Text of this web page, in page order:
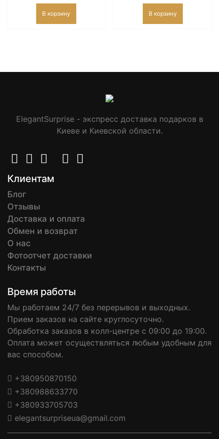
В корзину В корзину
ElegantSurprise - экспресс доставка подарков в
Киеве и Киевской области.
Клиентам
Блог
Отзывы
Доставка и оплата
Обмен и возврат
О нас
Фотоотчет доставки
Контакты
Время работы
Мы работаем 24/7 без перерывов и выходных.
Прием заказов на сайте круглосуточно.
Обработка заказов в колл-центре с 09:00 до 19:00.
Оплата может осуществляться любым удобным для
вас способом.
+380950870150
+380988633770
+380933705703
elegantsurpriseua@gmail.com